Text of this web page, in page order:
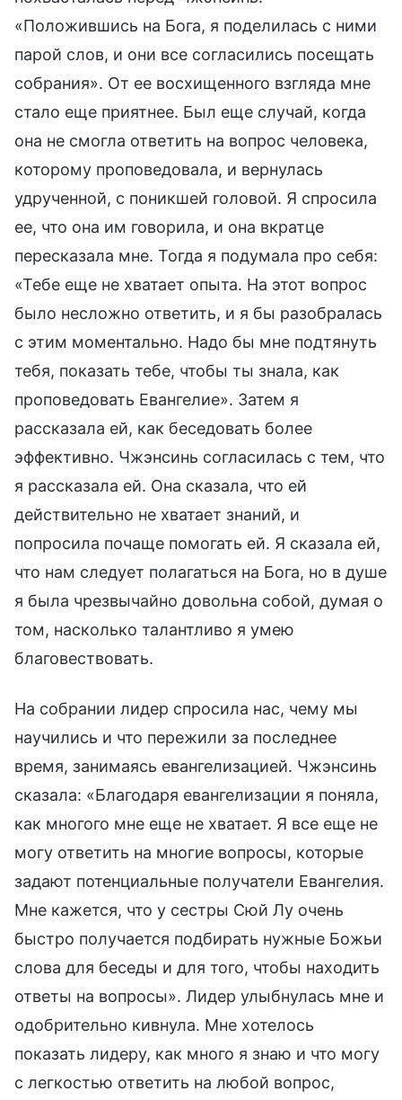
«Положившись на Бога, я поделилась с ними
парой слов, и они все согласились посещать
собрания». От ее восхищенного взгляда мне
стало еще приятнее. Был еще случай, когда
она не смогла ответить на вопрос человека,
которому проповедовала, и вернулась
удрученной, с поникшей головой. Я спросила
ее, что она им говорила, и она вкратце
пересказала мне. Тогда я подумала про себя:
«Тебе еще не хватает опыта. На этот вопрос
было несложно ответить, и я бы разобралась
с этим моментально. Надо бы мне подтянуть
тебя, показать тебе, чтобы ты знала, как
проповедовать Евангелие». Затем я
рассказала ей, как беседовать более
эффективно. Чжэнсинь согласилась с тем, что
я рассказала ей. Она сказала, что ей
действительно не хватает знаний, и
попросила почаще помогать ей. Я сказала ей,
что нам следует полагаться на Бога, но в душе
я была чрезвычайно довольна собой, думая о
том, насколько талантливо я умею
благовествовать.
На собрании лидер спросила нас, чему мы
научились и что пережили за последнее
время, занимаясь евангелизацией. Чжэнсинь
сказала: «Благодаря евангелизации я поняла,
как многого мне еще не хватает. Я все еще не
могу ответить на многие вопросы, которые
задают потенциальные получатели Евангелия.
Мне кажется, что у сестры Сюй Лу очень
быстро получается подбирать нужные Божьи
слова для беседы и для того, чтобы находить
ответы на вопросы». Лидер улыбнулась мне и
одобрительно кивнула. Мне хотелось
показать лидеру, как много я знаю и что могу
с легкостью ответить на любой вопрос,